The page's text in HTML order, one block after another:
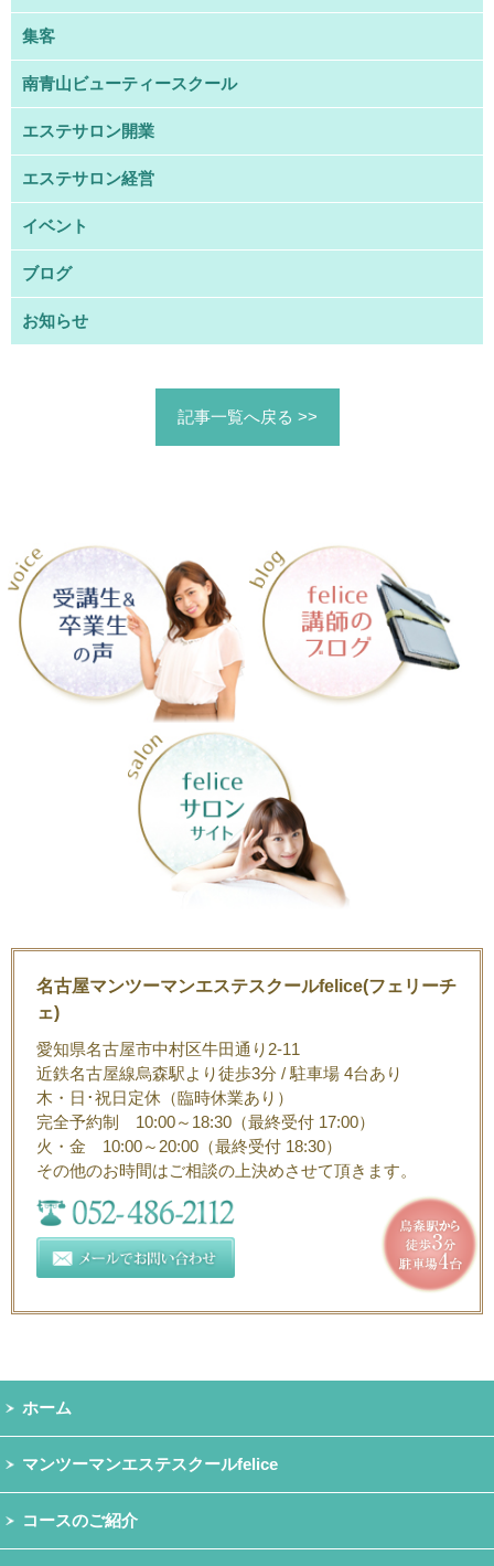
集客
南青山ビューティースクール
エステサロン開業
エステサロン経営
イベント
ブログ
お知らせ
記事一覧へ戻る >>
名古屋マンツーマンエステスクールfelice(フェリーチ
ェ)
愛知県名古屋市中村区牛田通り2-11
近鉄名古屋線烏森駅より徒歩3分 / 駐車場 4台あり
木・日･祝日定休（臨時休業あり）
完全予約制 10:00～18:30（最終受付 17:00）
火・金 10:00～20:00（最終受付 18:30）
その他のお時間はご相談の上決めさせて頂きます。
ホーム
マンツーマンエステスクールfelice
コースのご紹介